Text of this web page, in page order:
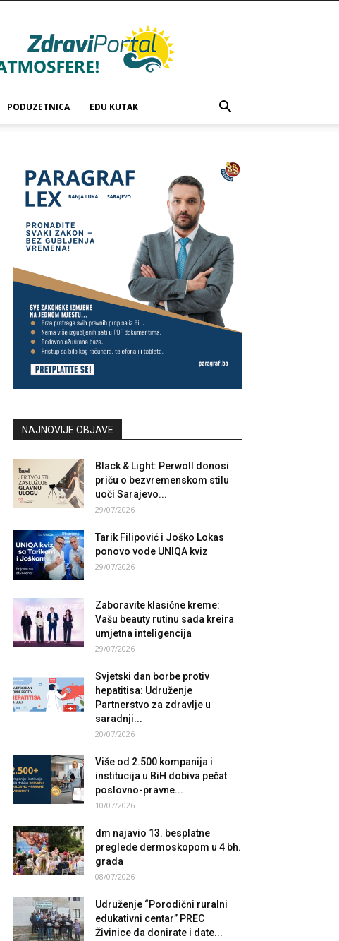
PODUZETNICA EDU KUTAK
NAJNOVIJE OBJAVE
Black & Light: Perwoll donosi
priču o bezvremenskom stilu
uoči Sarajevo...
29/07/2026
Tarik Filipović i Joško Lokas
ponovo vode UNIQA kviz
29/07/2026
Zaboravite klasične kreme:
Vašu beauty rutinu sada kreira
umjetna inteligencija
29/07/2026
Svjetski dan borbe protiv
hepatitisa: Udruženje
Partnerstvo za zdravlje u
saradnji...
20/07/2026
Više od 2.500 kompanija i
institucija u BiH dobiva pečat
poslovno-pravne...
10/07/2026
dm najavio 13. besplatne
preglede dermoskopom u 4 bh.
grada
08/07/2026
Udruženje “Porodični ruralni
edukativni centar” PREC
Živinice da donirate i date...